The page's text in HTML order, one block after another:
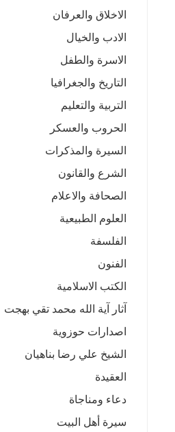
الاخلاق والعرفان
الادب والخيال
الاسرة والطفل
التاريخ والجغرافيا
التربية والتعليم
الحروب والعسكر
السيرة والمذكرات
الشرع والقانون
الصحافة والاعلام
العلوم الطبيعية
الفلسفة
الفنون
الكتب الاسلامية
آثار آية الله محمد تقي بهجت
اصدارات حوزوية
الشيخ علي رضا بناهيان
العقيدة
دعاء ومناجاة
سيرة أهل البيت